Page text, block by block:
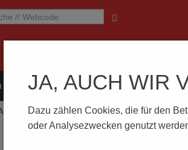
Komponenten Prüftechnik
AK4210/..-7.5-V-baGY
JA, AUCH WIR
Dazu zählen Cookies, die für den
oder Analysezwecken genutzt